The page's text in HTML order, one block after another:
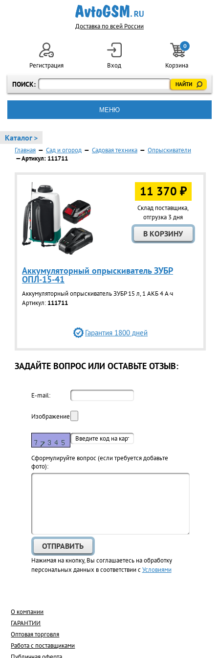
Доставка по всей России
ПОИСК:
Регистрация Вход
0
Корзина
МЕНЮ
Каталог >
Главная — Сад и огород — Садовая техника — Опрыскиватели
— Артикул: 111711
11 370 ₽
Склад поставщика,
отгрузка 3 дня
Аккумуляторный опрыскиватель ЗУБР
ОПЛ-15-41
Аккумуляторный опрыскиватель ЗУБР 15 л, 1 АКБ 4 А·ч
Артикул: 111711
Гарантия 1800 дней
ЗАДАЙТЕ ВОПРОС ИЛИ ОСТАВЬТЕ ОТЗЫВ:
E-mail:
Изображение:
Cформулируйте вопрос (если требуется добавьте
фото):
Нажимая на кнопку, Вы соглашаетесь на обработку
персональных данных в соответствии сУсловиями
О компании
ГАРАНТИИ
Оптовая торговля
Работа с поставщиками